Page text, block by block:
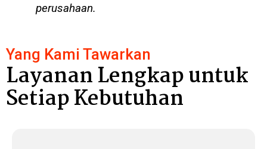
perusahaan.
Yang Kami Tawarkan
Layanan Lengkap untuk
Setiap Kebutuhan